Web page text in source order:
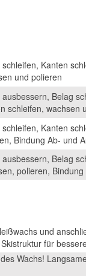
schleifen, Kanten
und polieren
ausbessern, Belag
schleifen, wachsen
schleifen, Kanten
Bindung Ab- und
ausbessern, Belag
polieren,
und
für
Wachs!